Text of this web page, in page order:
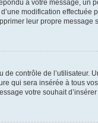
à votre message, un
modification
leur propre message
contrôle de l’utilisateur.
qui sera insérée à tous
votre souhait d’insérer